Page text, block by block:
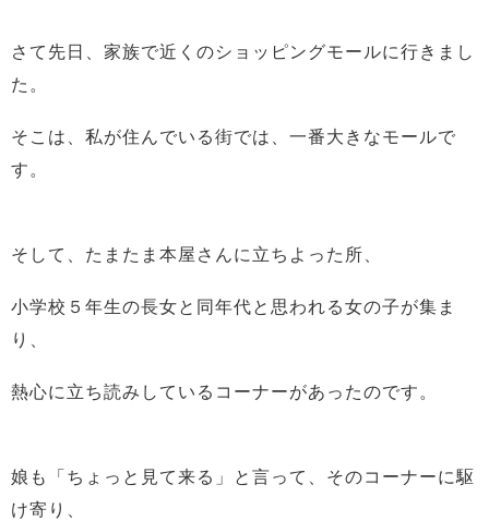
さて先日、家族で近くのショッピングモールに行きまし
た。
そこは、私が住んでいる街では、一番大きなモールで
す。
そして、たまたま本屋さんに立ちよった所、
小学校５年生の長女と同年代と思われる女の子が集ま
り、
熱心に立ち読みしているコーナーがあったのです。
娘も「ちょっと見て来る」と言って、そのコーナーに駆
け寄り、